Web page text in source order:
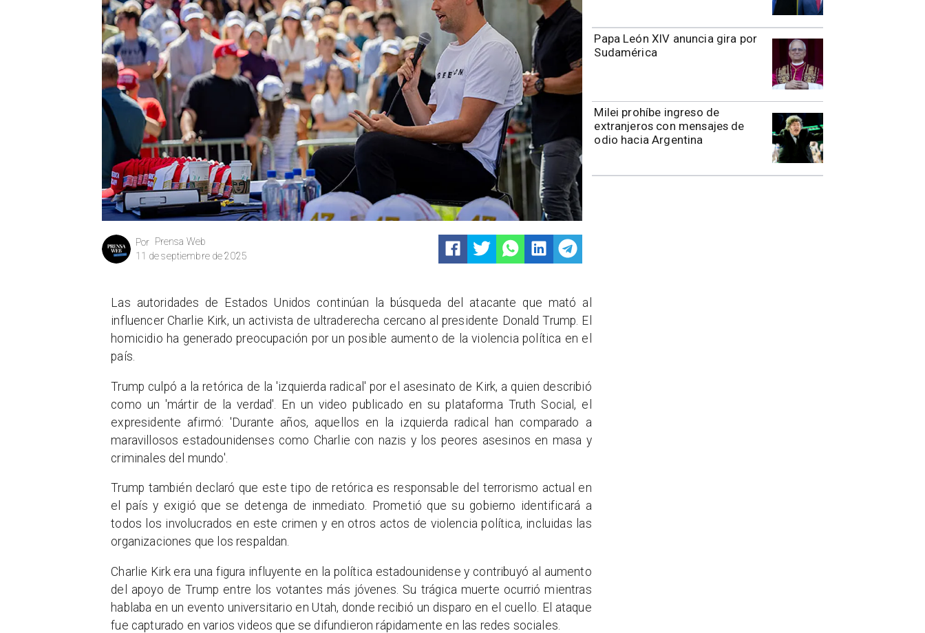
Prensa Web
Por
11 de septiembre de 2025
Papa León XIV anuncia gira por
Sudamérica
Milei prohíbe ingreso de
extranjeros con mensajes de
odio hacia Argentina
Las autoridades de Estados Unidos continúan la búsqueda del atacante que mató al
influencer Charlie Kirk, un activista de ultraderecha cercano al presidente Donald Trump. El
homicidio ha generado preocupación por un posible aumento de la violencia política en el
país.
Trump culpó a la retórica de la 'izquierda radical' por el asesinato de Kirk, a quien describió
como un 'mártir de la verdad'. En un video publicado en su plataforma Truth Social, el
expresidente afirmó: 'Durante años, aquellos en la izquierda radical han comparado a
maravillosos estadounidenses como Charlie con nazis y los peores asesinos en masa y
criminales del mundo'.
Trump también declaró que este tipo de retórica es responsable del terrorismo actual en
el país y exigió que se detenga de inmediato. Prometió que su gobierno identificará a
todos los involucrados en este crimen y en otros actos de violencia política, incluidas las
organizaciones que los respaldan.
Charlie Kirk era una figura influyente en la política estadounidense y contribuyó al aumento
del apoyo de Trump entre los votantes más jóvenes. Su trágica muerte ocurrió mientras
hablaba en un evento universitario en Utah, donde recibió un disparo en el cuello. El ataque
fue capturado en varios videos que se difundieron rápidamente en las redes sociales.